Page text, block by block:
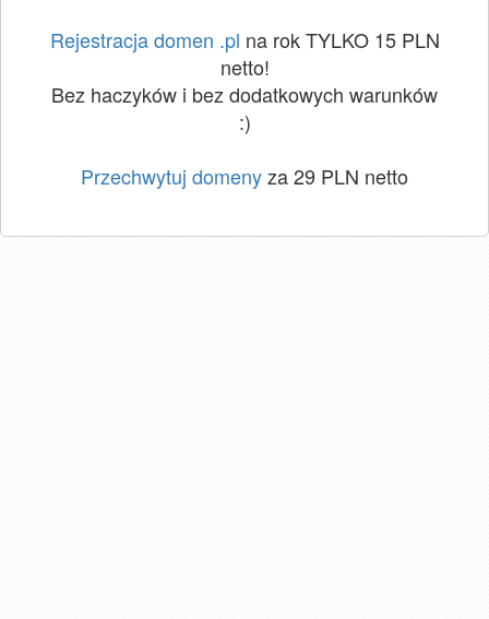
Rejestracja domen .pl na rok TYLKO 15 PLN
netto!
Bez haczyków i bez dodatkowych warunków
:)
Przechwytuj domenyza 29 PLN netto